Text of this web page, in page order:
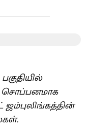
சொப்பனமாக
ஜம்புலிங்கத்தின்